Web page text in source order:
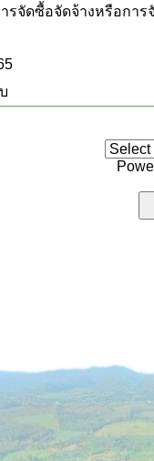
รจัดซื้อจัดจ้างหรือกา